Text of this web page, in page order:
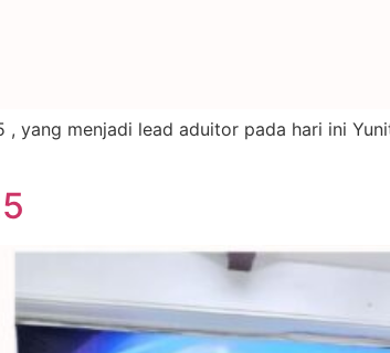
yang menjadi lead aduitor pada hari ini